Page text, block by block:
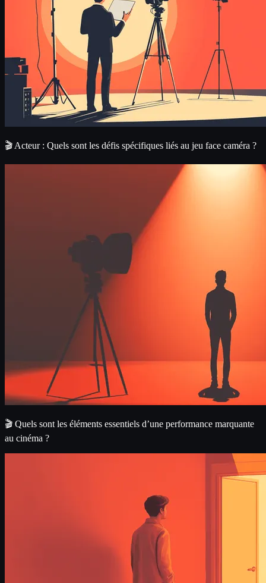
🎬 Acteur : Quels sont les défis spécifiques liés au jeu face caméra ?
🎬 Quels sont les éléments essentiels d’une performance marquante
au cinéma ?